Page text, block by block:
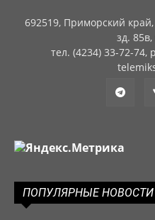
692519, Приморский
зд.
тел. (4234) 33-72-74,
ПОПУЛЯРНЫЕ НОВОСТИ